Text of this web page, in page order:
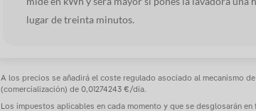
lugar de treinta minutos.
A los precios se añadirá el coste regulado asociado al mecanismo
(comercialización) de 0,01274243 €/día.
Los impuestos aplicables en cada momento y que se desglosarán